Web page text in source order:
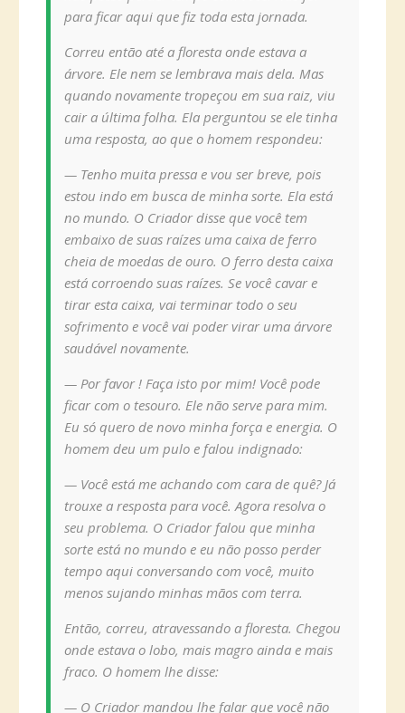
para ficar aqui que fiz toda esta jornada.
Correu então até a floresta onde estava a
árvore. Ele nem se lembrava mais dela. Mas
quando novamente tropeçou em sua raiz, viu
cair a última folha. Ela perguntou se ele tinha
uma resposta, ao que o homem respondeu:
— Tenho muita pressa e vou ser breve, pois
estou indo em busca de minha sorte. Ela está
no mundo. O Criador disse que você tem
embaixo de suas raízes uma caixa de ferro
cheia de moedas de ouro. O ferro desta caixa
está corroendo suas raízes. Se você cavar e
tirar esta caixa, vai terminar todo o seu
sofrimento e você vai poder virar uma árvore
saudável novamente.
— Por favor ! Faça isto por mim! Você pode
ficar com o tesouro. Ele não serve para mim.
Eu só quero de novo minha força e energia. O
homem deu um pulo e falou indignado:
— Você está me achando com cara de quê? Já
trouxe a resposta para você. Agora resolva o
seu problema. O Criador falou que minha
sorte está no mundo e eu não posso perder
tempo aqui conversando com você, muito
menos sujando minhas mãos com terra.
Então, correu, atravessando a floresta. Chegou
onde estava o lobo, mais magro ainda e mais
fraco. O homem lhe disse:
— O Criador mandou lhe falar que você não